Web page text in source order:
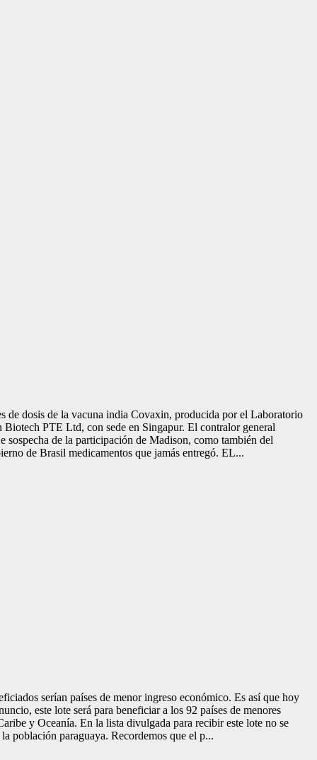
de dosis de la vacuna india Covaxin, producida por el Laboratorio
PTE Ltd, con sede en Singapur. El contralor general
de la participación de Madison, como también del
de Brasil medicamentos que jamás entregó. EL...
serían países de menor ingreso económico. Es así que hoy
este lote será para beneficiar a los 92 países de menores
y Oceanía. En la lista divulgada para recibir este lote no se
población paraguaya. Recordemos que el p...